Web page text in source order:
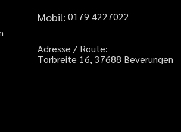
Mobil: 01 79 4227022
Adresse / Route:
Torbreite 16, 37688 Beverungen